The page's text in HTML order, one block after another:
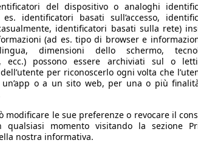
del dispositivo o analoghi
identificatori basati sull’accesso,
identificatori basati sulla rete)
(ad es. tipo di browser e
dimensioni dello schermo,
ecc.) possono essere archiviati sul o
per riconoscerlo ogni volta che
un’app o a un sito web, per una o più
modificare le sue preferenze o revocare il
qualsiasi momento visitando la sezione
nostra informativa.